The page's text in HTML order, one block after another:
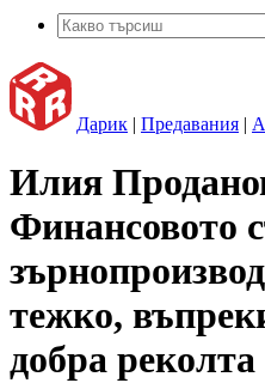
Дарик | Предавания |
Илия
Финансовото
тежко,
добра реколта